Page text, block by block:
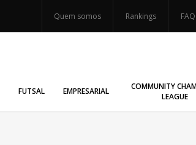
Quem somos Rankings
FUTSAL EMPRESARIAL
COMMUNITY
LEAGUE